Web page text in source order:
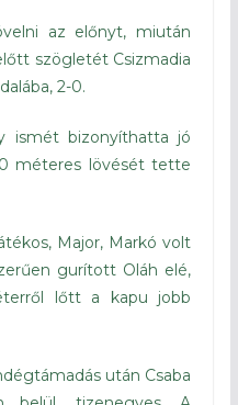
az előnyt, miután
szögletét Csizmadia
2-0.
ismét bizonyíthatta jó
méteres lövését tette
Major, Markó volt
gurított Oláh elé,
lőtt a kapu jobb
után Csaba